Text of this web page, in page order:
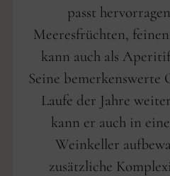
passt
Meeresfrüchten,
kann auch als
Seine
Laufe der Jahre
kann er auch in
Weinkeller
zusätzliche